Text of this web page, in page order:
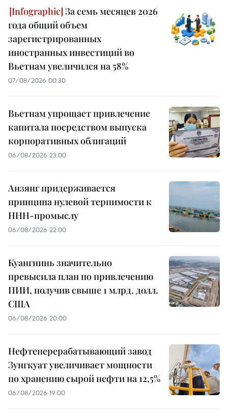
За семь месяцев 2026
года общий объем
зарегистрированных
иностранных инвестиций во
Вьетнам увеличился на 58%
07/08/2026 00:30
Вьетнам упрощает привлечение
капитала посредством выпуска
корпоративных облигаций
06/08/2026 23:00
Анзянг придерживается
принципа нулевой терпимости к
ННН-промыслу
06/08/2026 22:00
Куангнинь значительно
превысила план по привлечению
ПИИ, получив свыше 1 млрд. долл.
США
06/08/2026 20:00
Нефтеперерабатывающий завод
Зунгкуат увеличивает мощности
по хранению сырой нефти на 12,5%
06/08/2026 19:00